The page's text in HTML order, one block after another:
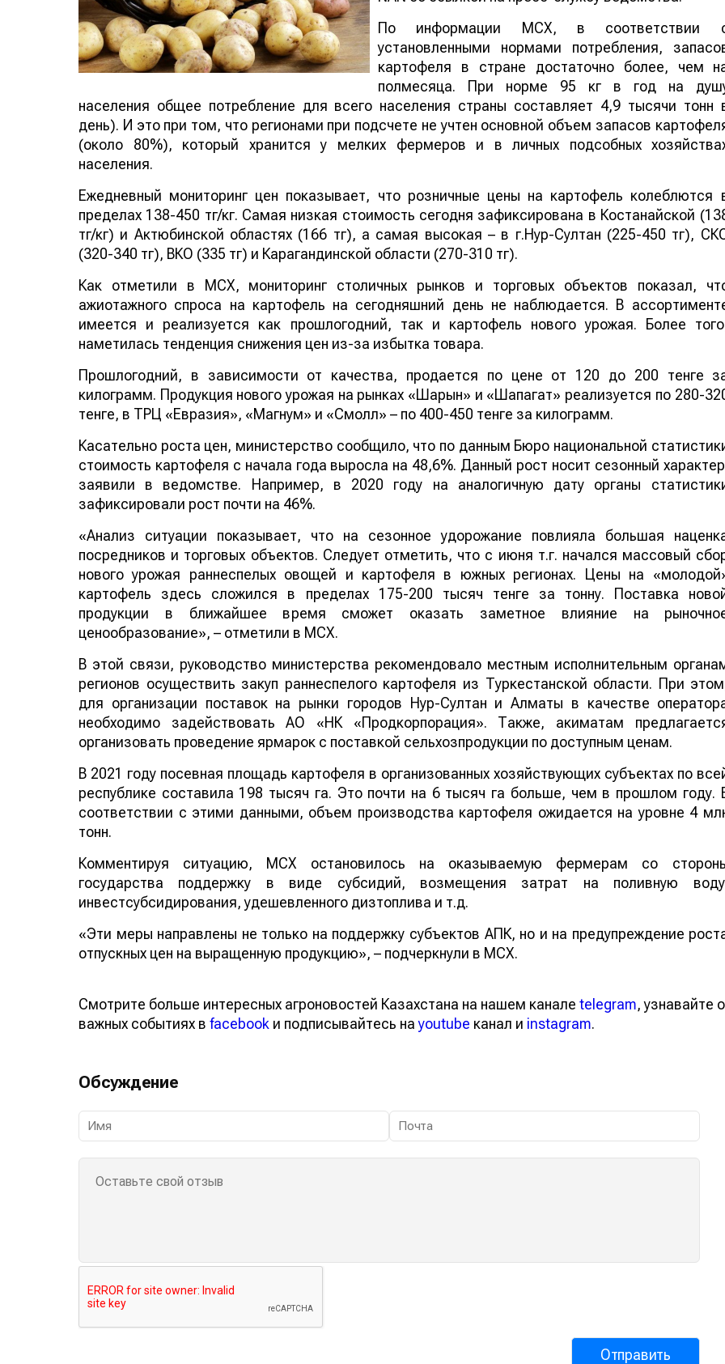
По информации МСХ, в соответствии
установленными нормами потребления,
картофеля в стране достаточно более, чем
полмесяца. При норме 95 кг в год на
населения общее потребление для всего населения страны составляет 4,9 тысячи тонн
день). И это при том, что регионами при подсчете не учтен основной объем запасов
(около 80%), который хранится у мелких фермеров и в личных подсобных
населения.
Ежедневный мониторинг цен показывает, что розничные цены на картофель колеблются
пределах 138-450 тг/кг. Самая низкая стоимость сегодня зафиксирована в Костанайской
тг/кг) и Актюбинской областях (166 тг), а самая высокая – в г.Нур-Султан (225-450 тг),
(320-340 тг), ВКО (335 тг) и Карагандинской области (270-310 тг).
Как отметили в МСХ, мониторинг столичных рынков и торговых объектов показал,
ажиотажного спроса на картофель на сегодняшний день не наблюдается. В
имеется и реализуется как прошлогодний, так и картофель нового урожая. Более
наметилась тенденция снижения цен из-за избытка товара.
Прошлогодний, в зависимости от качества, продается по цене от 120 до 200 тенге
килограмм. Продукция нового урожая на рынках «Шарын» и «Шапагат» реализуется по 280-
тенге, в ТРЦ «Евразия», «Магнум» и «Смолл» – по 400-450 тенге за килограмм.
Касательно роста цен, министерство сообщило, что по данным Бюро национальной
стоимость картофеля с начала года выросла на 48,6%. Данный рост носит сезонный
заявили в ведомстве. Например, в 2020 году на аналогичную дату органы
зафиксировали рост почти на 46%.
«Анализ ситуации показывает, что на сезонное удорожание повлияла большая
посредников и торговых объектов. Следует отметить, что с июня т.г. начался массовый
нового урожая раннеспелых овощей и картофеля в южных регионах. Цены на
картофель здесь сложился в пределах 175-200 тысяч тенге за тонну. Поставка
продукции в ближайшее время сможет оказать заметное влияние на
ценообразование», – отметили в МСХ.
В этой связи, руководство министерства рекомендовало местным исполнительным
регионов осуществить закуп раннеспелого картофеля из Туркестанской области. При
для организации поставок на рынки городов Нур-Султан и Алматы в качестве
необходимо задействовать АО «НК «Продкорпорация». Также, акиматам
организовать проведение ярмарок с поставкой сельхозпродукции по доступным ценам.
В 2021 году посевная площадь картофеля в организованных хозяйствующих субъектах по
республике составила 198 тысяч га. Это почти на 6 тысяч га больше, чем в прошлом году.
соответствии с этими данными, объем производства картофеля ожидается на уровне 4
тонн.
Комментируя ситуацию, МСХ остановилось на оказываемую фермерам со
государства поддержку в виде субсидий, возмещения затрат на поливную
инвестсубсидирования, удешевленного дизтоплива и т.д.
«Эти меры направлены не только на поддержку субъектов АПК, но и на предупреждение
отпускных цен на выращенную продукцию», – подчеркнули в МСХ.
Смотрите больше интересных агроновостей Казахстана на нашем канале telegram, узнавайте о
важных событиях в facebook и подписывайтесь наyoutube канал и instagram.
Обсуждение